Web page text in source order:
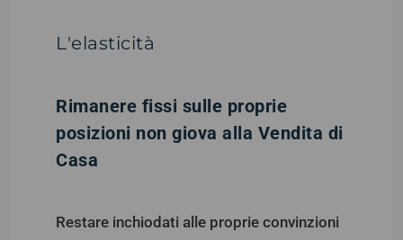
L'elasticità
Rimanere fissi sulle proprie
posizioni non giova alla Vendita di
Casa
Restare inchiodati alle proprie convinzioni